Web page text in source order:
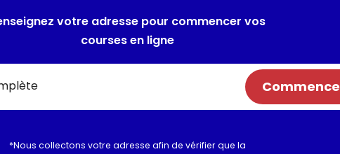
15%, eau, MUNSTER AOP 9%, fécule de
BEURRE concentré, sel, blanc d'OEUF en
votre adresse pour commencer vos
courses en ligne
*Nous collectons votre adresse afin de vérifier que la